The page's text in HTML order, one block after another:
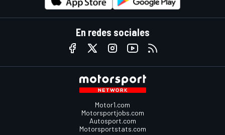
En redes sociales
Motor1.com
Motorsportjobs.com
Autosport.com
Motorsportstats.com